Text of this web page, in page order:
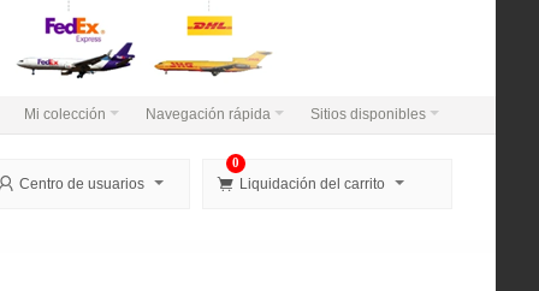
Mi colección Navegación rápida Sitios disponibles
 Centro de usuarios  Liquidación del carrito
0